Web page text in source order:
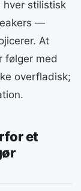
stilistisk
—
At
følger med
overfladisk;
et